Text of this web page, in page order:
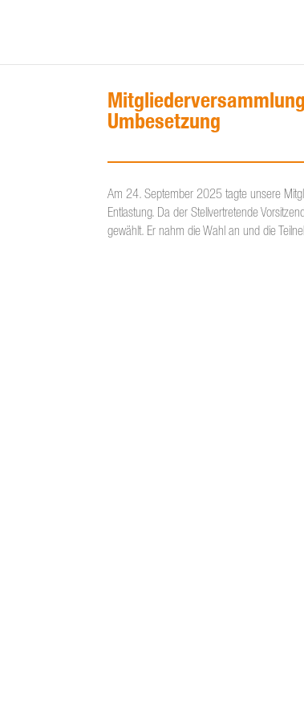
Umbesetzung
Am 24. September 2025 tagte unsere
Entlastung. Da der Stellvertretende
gewählt. Er nahm die Wahl an und die